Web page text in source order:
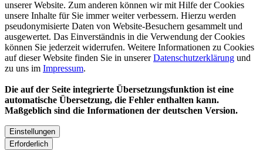
unserer Website. Zum anderen können wir mit Hilfe der Cookies
unsere Inhalte für Sie immer weiter verbessern. Hierzu werden
pseudonymisierte Daten von Website-Besuchern gesammelt und
ausgewertet. Das Einverständnis in die Verwendung der Cookies
können Sie jederzeit widerrufen. Weitere Informationen zu Cookies
auf dieser Website finden Sie in unsererDatenschutzerklärung und
zu uns im Impressum.
Die auf der Seite integrierte Übersetzungsfunktion ist eine
automatische Übersetzung, die Fehler enthalten kann.
Maßgeblich sind die Informationen der deutschen Version.
Einstellungen
Erforderlich